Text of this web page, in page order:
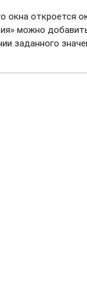
окна откроется
можно
заданного